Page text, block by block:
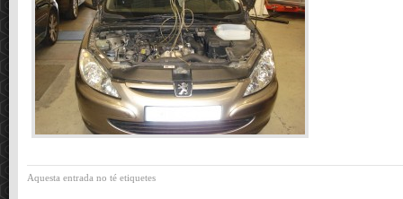
Aquesta entrada no té etiquetes